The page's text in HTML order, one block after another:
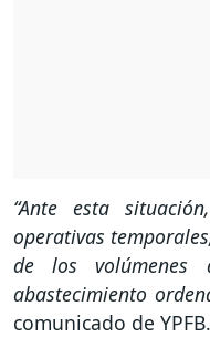
“Ante esta
operativas
de los volúmenes
abastecimiento
comunicado de YPFB.